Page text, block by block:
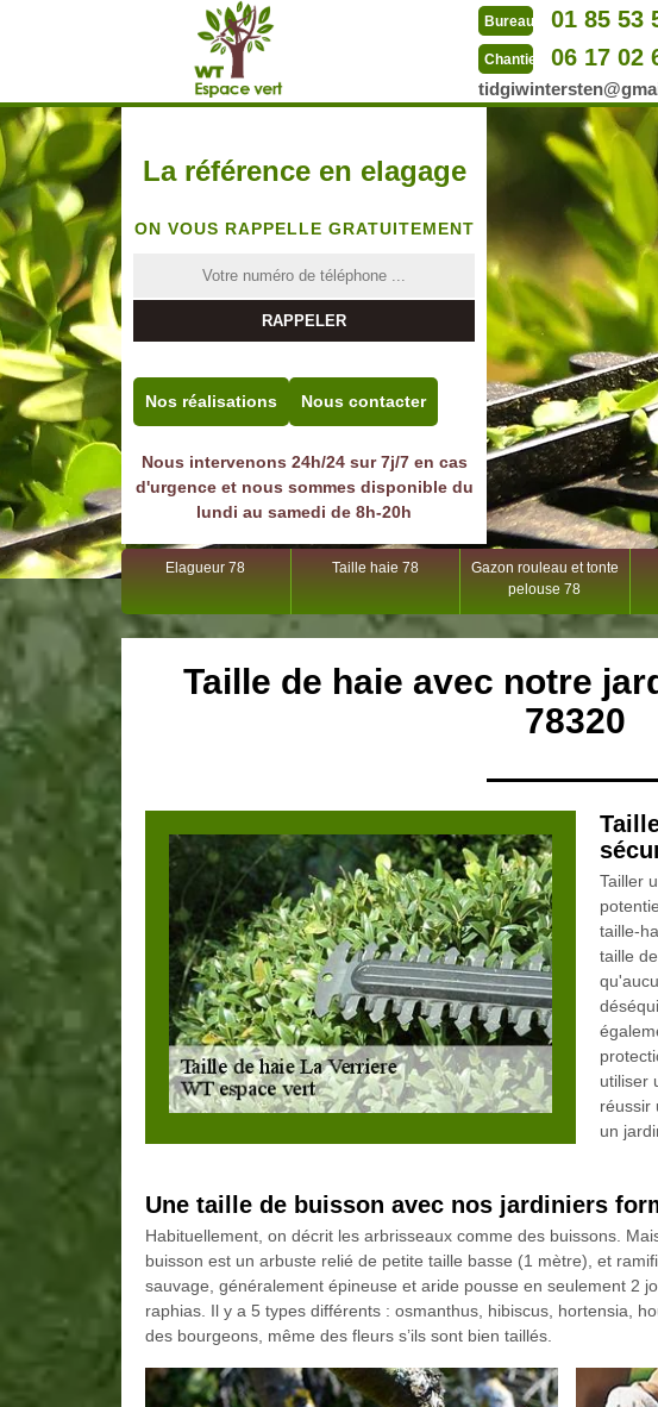
Bureau 01 85 53
Chantier 06 17 02
La référence en elagage
ON VOUS RAPPELLE GRATUITEMENT
Nos réalisations Nous contacter
Nous intervenons 24h/24 sur 7j/7 en cas
d'urgence et nous sommes disponible du
lundi au samedi de 8h-20h
Elagueur 78 Taille haie 78
Gazon rouleau et tonte
pelouse 78
Taille de haie avec notre
78320
Tailler
taille-
taille
utiliser
réussir
un
Une taille de buisson avec nos jardiniers
Habituellement, on décrit les arbrisseaux comme des buissons.
buisson est un arbuste relié de petite taille basse (1 mètre), et
sauvage, généralement épineuse et aride pousse en seulement 2
raphias. Il y a 5 types différents : osmanthus, hibiscus, hortensia,
des bourgeons, même des fleurs s’ils sont bien taillés.